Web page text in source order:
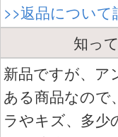
>>返品につい
知っ
新品ですが、ア
ある商品なので
ラやキズ、多少